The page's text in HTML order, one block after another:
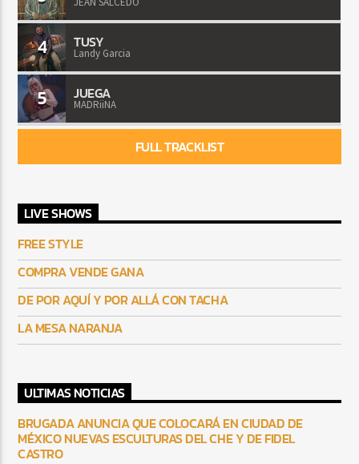
4 TUSY
Landy Garcia
5 JUEGA
MADRiiNA
FULL TRACKLIST
LIVE SHOWS
FREE STYLE
COMPRA VENDE GANA
DE POR AQUÍ Y POR ALLÁ CON TACHA
LA MESA NARANJA
ULTIMAS NOTICIAS
BRUGADA ANUNCIA QUE COLOCARÁ EN CIUDAD DE
MÉXICO NUEVAS ESCULTURAS DEL CHE Y DE FIDEL
CASTRO